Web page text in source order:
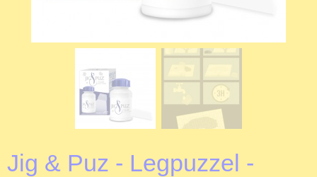
Jig & Puz - Legpuzzel -